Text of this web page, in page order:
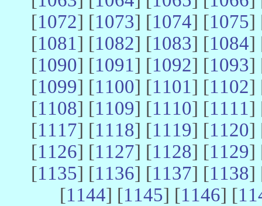
[1072] [1073] [1074] [1075]
[1081] [1082] [1083] [1084]
[1090] [1091] [1092] [1093]
[1099] [1100] [1101] [1102]
[1108] [1109] [1110] [1111]
[1117] [1118] [1119] [1120]
[1126] [1127] [1128] [1129]
[1135] [1136] [1137] [1138]
[1144] [1145] [1146] [